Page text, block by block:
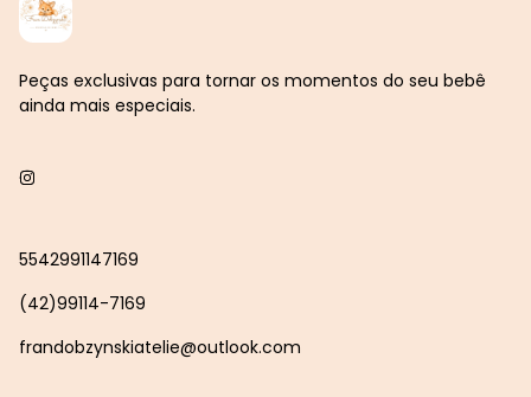
Peças exclusivas para tornar os momentos do seu bebê
ainda mais especiais.
5542991147169
(42)99114-7169
frandobzynskiatelie@outlook.com